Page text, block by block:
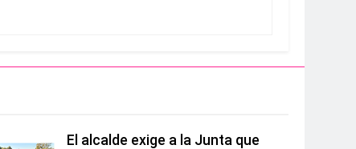
El alcalde exige a la Junta que